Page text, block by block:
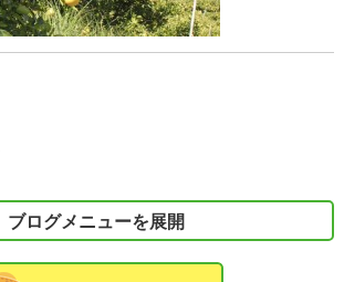
ブログメニューを展開